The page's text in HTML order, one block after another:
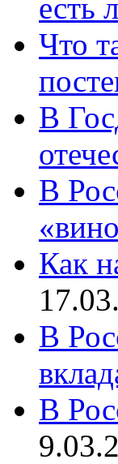
есть
Что
В
В
Как
В
В